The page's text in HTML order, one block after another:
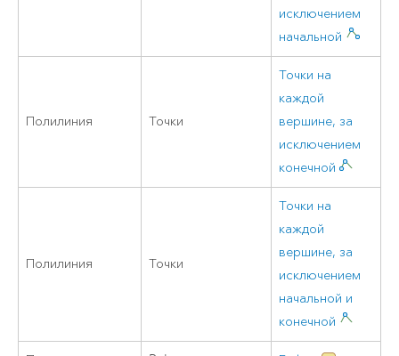
исключением
начальной
Полилиния Точки
Точки на
каждой
вершине, за
исключением
конечной
Полилиния Точки
Точки на
каждой
вершине, за
исключением
начальной и
конечной